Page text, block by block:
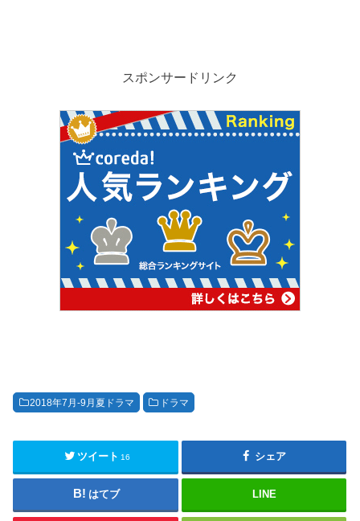
スポンサードリンク
2018年7月-9月夏ドラマ ドラマ
ツイート 16 シェア
はてブ LINE